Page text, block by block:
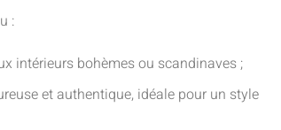
:
intérieurs bohèmes ou scandinaves ;
et authentique, idéale pour un style